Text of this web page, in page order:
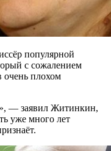
популярной
с сожалением
очень плохом
— заявил Житинкин,
уже много лет